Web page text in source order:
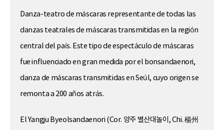
Danza-teatro de máscaras representante de todas las
danzas teatrales de máscaras transmitidas en la región
central del país. Este tipo de espectáculo de máscaras
fue influenciado en gran medida por el bonsandaenori,
danza de máscaras transmitidas en Seúl, cuyo origen se
remonta a 200 años atrás.
El Yangju Byeolsandaenori (Cor. 양주 별산대놀이, Chi. 楊州